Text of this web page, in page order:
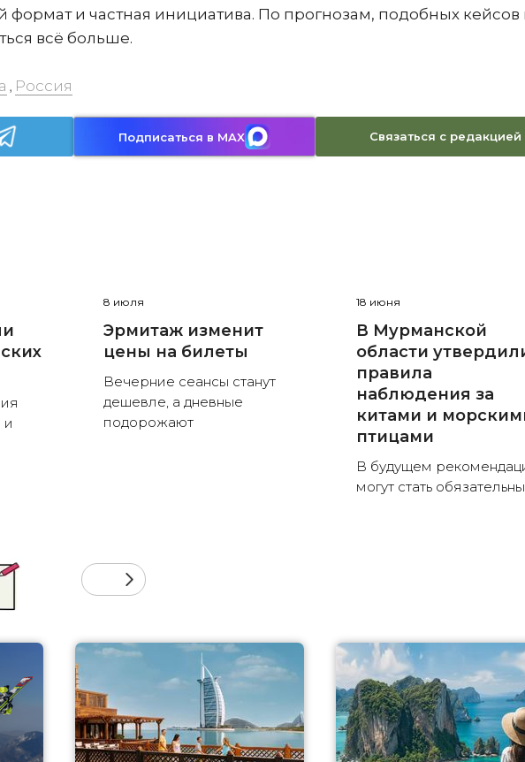
и частная инициатива. По прогнозам, подобных кейсов
всё больше.
, Россия
Подписаться в MAX Связаться с редакцией
и
8 июля
Эрмитаж изменит
цены на билеты
Вечерние сеансы станут
дешевле, а дневные
подорожают
18 июня
В Мурманской
области
правила
наблюдения за
китами и
птицами
В будущем
могут стать